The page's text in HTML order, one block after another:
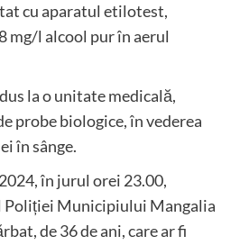
cu aparatul etilotest,
mg/l alcool pur în aerul
la o unitate medicală,
probe biologice, în vederea
în sânge.
în jurul orei 23.00,
Municipiului Mangalia
de 36 de ani, care ar fi